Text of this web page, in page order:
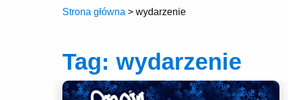
Strona główna > wydarzenie
Tag: wydarzenie